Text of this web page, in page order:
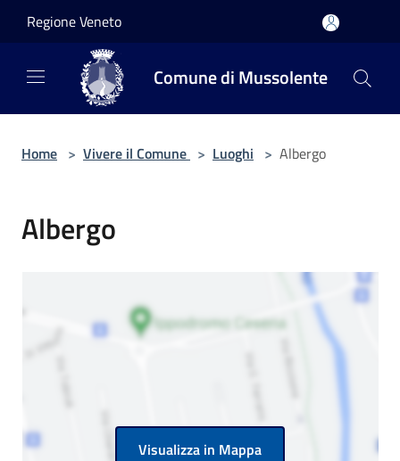
Regione Veneto
Comune di Mussolente
Home > Vivere il Comune > Luoghi > Albergo
Albergo
Visualizza in Mappa